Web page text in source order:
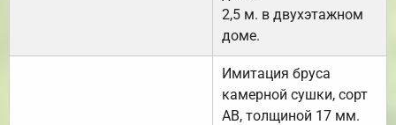
2,5 м. в двухэтажном
доме.
Имитация бруса
камерной сушки, сорт
АВ, толщиной 17 мм.